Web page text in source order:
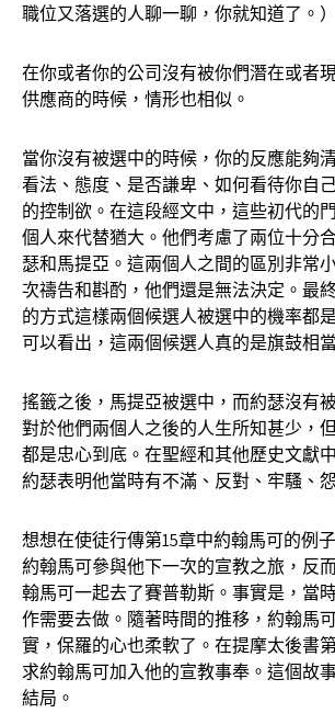
職位又落選的人聊一聊，你就知道了。）
在你或者你的公司沒有被你們潛在或者
供應商的時候，情形也相似。
當你沒有被選中的時候，你的反應能夠
看法、態度、是否謙卑、如何看待你自
的控制欲。在這段經文中，這些初代的
個人來代替猶大。他們考慮了兩位十分
瑟和馬提亞。這兩個人之間的區別非常
次禱告和斟酌，他們還是無法決定。最
的方式這樣兩個候選人被選中的機率都
可以看出，這兩個候選人真的是旗鼓相
搖籤之後，馬提亞被選中，而約瑟沒有
對於他們兩個人之後的人生所知甚少，
都是忠心到底。在聖經和其他歷史文獻
約瑟表明他當時有不滿、反對、牢騷、
想想在使徒行傳第15章中約翰馬可的例
約翰馬可參與他下一次的宣教之旅，反
翰馬可一起去了賽普勒斯。事實是，當
作需要去做。隨著時間的推移，約翰馬
實，保羅的心也柔軟了。在提摩太後書
求約翰馬可加入他的宣教事奉。這個故
結局。